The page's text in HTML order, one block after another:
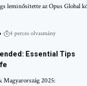
leminősítette az Opus Global
4 perces olvasmány
Essential Tips
Magyarország 2025: